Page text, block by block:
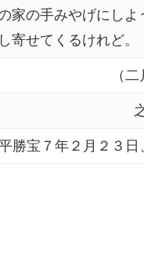
家の手みやげにし
寄せてくるけれど。
（
勝宝７年２月２３